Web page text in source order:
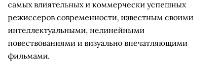
самых влиятельных и коммерчески успешных
режиссеров современности, известным своими
интеллектуальными, нелинейными
повествованиями и визуально впечатляющими
фильмами.